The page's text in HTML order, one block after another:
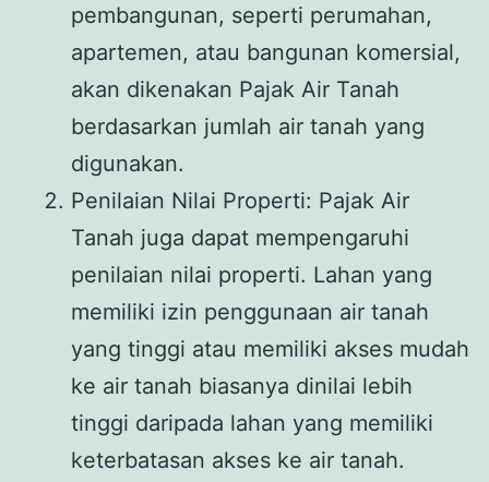
pembangunan, seperti perumahan,
apartemen, atau bangunan komersial,
akan dikenakan Pajak Air Tanah
berdasarkan jumlah air tanah yang
digunakan.
Penilaian Nilai Properti: Pajak Air
Tanah juga dapat mempengaruhi
penilaian nilai properti. Lahan yang
memiliki izin penggunaan air tanah
yang tinggi atau memiliki akses mudah
ke air tanah biasanya dinilai lebih
tinggi daripada lahan yang memiliki
keterbatasan akses ke air tanah.